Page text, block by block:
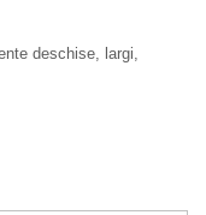
deschise, largi,